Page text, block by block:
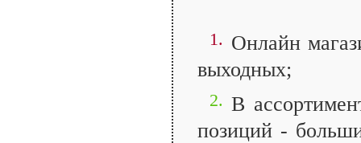
1. Онлайн
выходных;
2. В
позиций -